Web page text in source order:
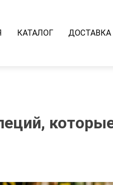
КАТАЛОГ ДОСТАВКА